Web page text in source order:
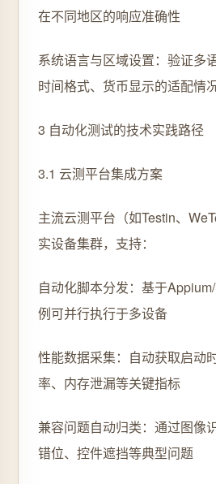
在不同地区的响应准确性
系统语言与区域设置：验证多
时间格式、货币显示的适配情
3 自动化测试的技术实践路径
3.1 云测平台集成方案
主流云测平台（如Testin、
实设备集群，支持：
自动化脚本分发：基于
例可并行执行于多设备
性能数据采集：自动获取启动
率、内存泄漏等关键指标
兼容问题自动归类：通过图像
错位、控件遮挡等典型问题